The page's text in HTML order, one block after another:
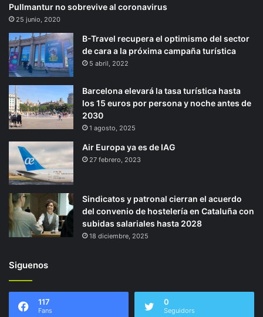
Pullmantur no sobrevive al coronavirus
25 junio, 2020
B-Travel recupera el optimismo del sector
de cara a la próxima campaña turística
5 abril, 2022
Barcelona elevará la tasa turística hasta
los 15 euros por persona y noche antes de
2030
1 agosto, 2025
Air Europa ya es de IAG
27 febrero, 2023
Sindicatos y patronal cierran el acuerdo
del convenio de hostelería en Cataluña con
subidas salariales hasta 2028
18 diciembre, 2025
Siguenos
117
Fans
0
Seguidors